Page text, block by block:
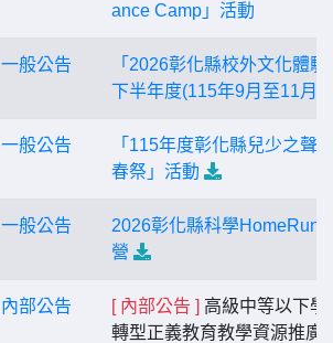
ance Camp」活動
一般公告
「2026彰化縣校外文化體驗
下半年度(115年9月至11月)
一般公告
「115年度彰化縣兒少之聲
春祭」活動
一般公告
2026彰化縣科學HomeRun
營
內部公告 [ 內部公告 ] 高級中等以下學
轉型正義教育教學資源推廣